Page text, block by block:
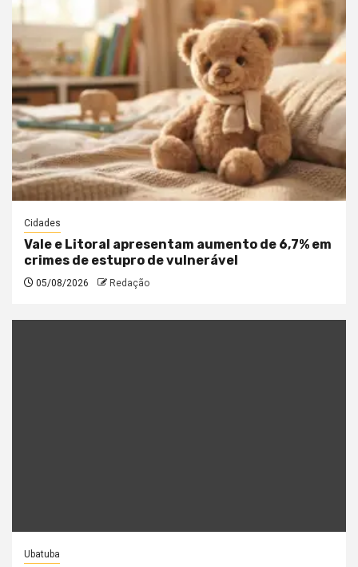
Cidades
Vale e Litoral apresentam aumento de 6,7% em
crimes de estupro de vulnerável
05/08/2026 Redação
Ubatuba